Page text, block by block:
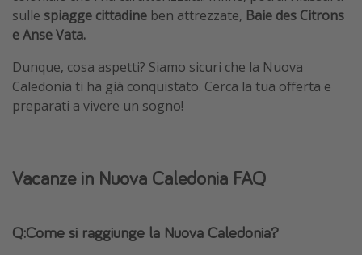
sulle spiagge cittadine ben attrezzate, Baie des Citrons
e Anse Vata.
Dunque, cosa aspetti? Siamo sicuri che la Nuova
Caledonia ti ha già conquistato. Cerca la tua offerta e
preparati a vivere un sogno!
Vacanze in Nuova Caledonia FAQ
Q:Come si raggiunge la Nuova Caledonia?